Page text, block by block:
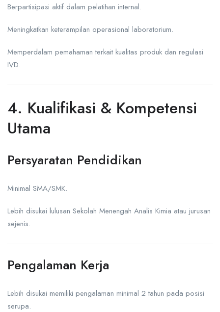
Berpartisipasi aktif dalam pelatihan internal.
Meningkatkan keterampilan operasional laboratorium.
Memperdalam pemahaman terkait kualitas produk dan regulasi
IVD.
4. Kualifikasi & Kompetensi
Utama
Persyaratan Pendidikan
Minimal SMA/SMK.
Lebih disukai lulusan Sekolah Menengah Analis Kimia atau jurusan
sejenis.
Pengalaman Kerja
Lebih disukai memiliki pengalaman minimal 2 tahun pada posisi
serupa.